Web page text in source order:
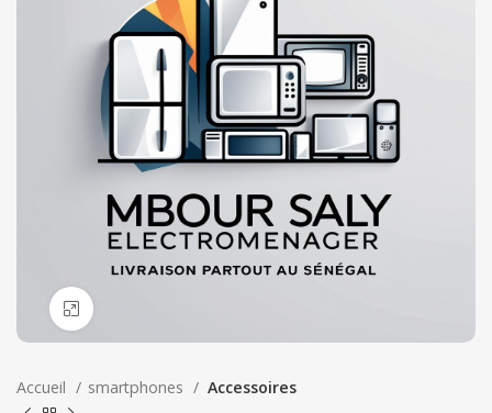
Accueil smartphones Accessoires